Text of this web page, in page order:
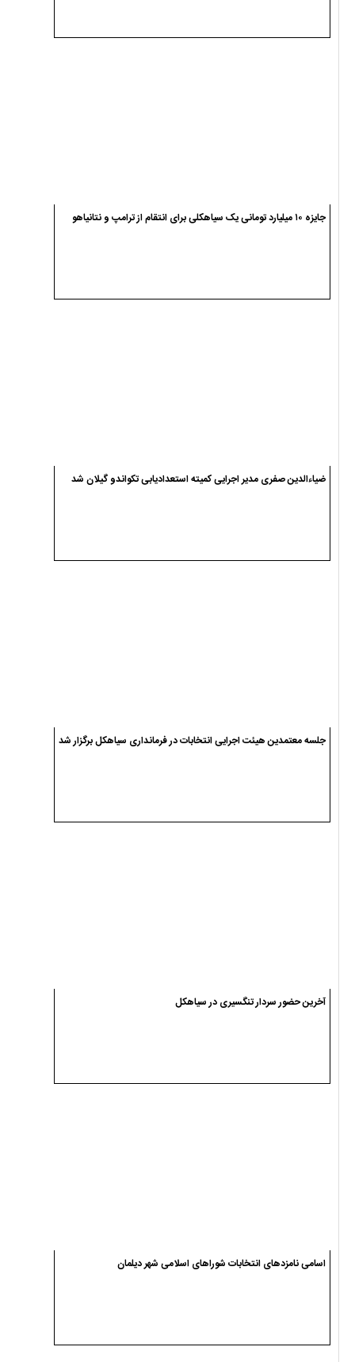
جایزه ۱۰ میلیارد تومانی یک سیاهکلی برای انتقام از ترامپ و نتانیاهو
ضیاءالدین صفری مدیر اجرایی کمیته استعدادیابی تکواندو گیلان شد
جلسه معتمدین هیئت اجرایی انتخابات در فرمانداری سیاهکل برگزار شد
آخرین حضور سردار تنگسیری در سیاهکل
اسامی نامزدهای انتخابات شوراهای اسلامی شهر دیلمان